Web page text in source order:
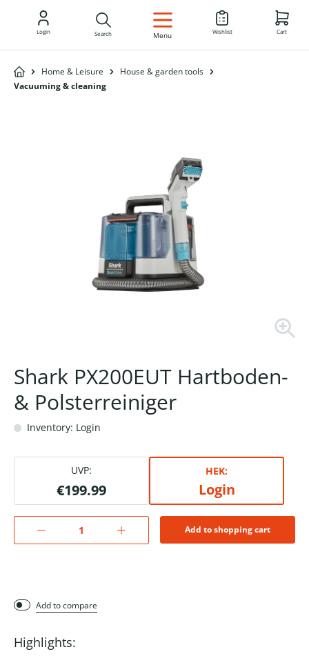
EN
Login Search Menu Wishlist Cart
Home & Leisure
House & garden tools
Vacuuming & cleaning
Shark PX200EUT Hartboden-
& Polsterreiniger
Inventory: Login
UVP:
€199.99
HEK:
Login
Add to shopping cart
Add to compare
Highlights: